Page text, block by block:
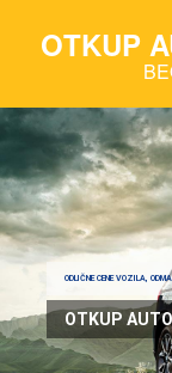
OTKUP
ODLIČNE CENE VOZILA,
OTKUP